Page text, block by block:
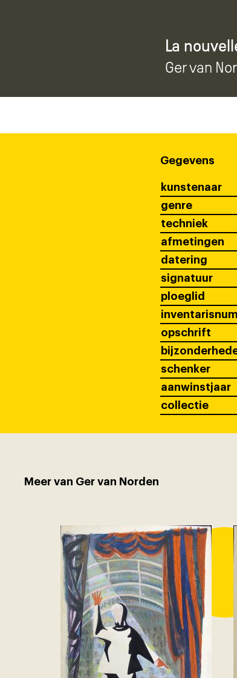
La
Ger van
Gegevens
kunstenaar
genre
techniek
afmetingen
datering
signatuur
ploeglid
opschrift
schenker
aanwinstjaar
collectie
Meer van Ger van Norden